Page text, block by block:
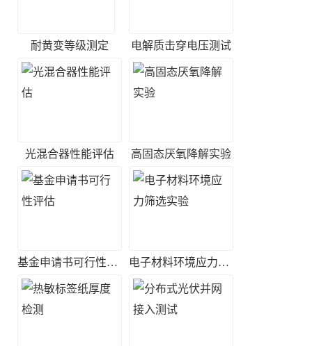
耐黄变等级测定 电解质击穿电压测试
光混合器性能评估 高固态厌氧降解实验
基金申请书可行性评估 电子材料环境应力筛选实验